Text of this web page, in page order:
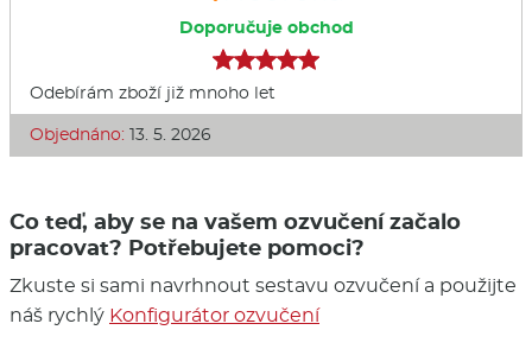
Doporučuje obchod
Odebírám zboží již mnoho let
Objednáno: 13. 5. 2026
Co teď, aby se na vašem ozvučení začalo
pracovat? Potřebujete pomoci?
Zkuste si sami navrhnout sestavu ozvučení a použijte
náš rychlý Konfigurátor ozvučení